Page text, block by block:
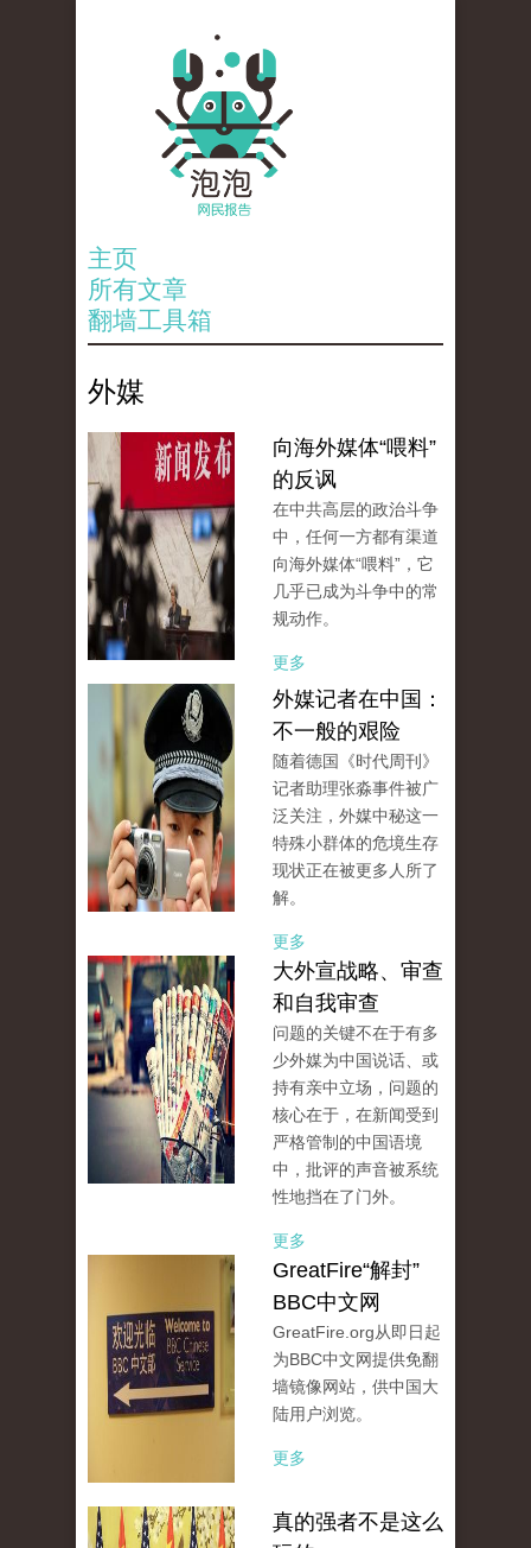
主页
所有文章
翻墙工具箱
外媒
向海外媒体“喂料”
的反讽
在中共高层的政治斗争
中，任何一方都有渠道
向海外媒体“喂料”，它
几乎已成为斗争中的常
规动作。
更多
外媒记者在中国：
不一般的艰险
随着德国《时代周刊》
记者助理张淼事件被广
泛关注，外媒中秘这一
特殊小群体的危境生存
现状正在被更多人所了
解。
更多
大外宣战略、审查
和自我审查
问题的关键不在于有多
少外媒为中国说话、或
持有亲中立场，问题的
核心在于，在新闻受到
严格管制的中国语境
中，批评的声音被系统
性地挡在了门外。
更多
GreatFire“解封”
BBC中文网
GreatFire.org从即日起
为BBC中文网提供免翻
墙镜像网站，供中国大
陆用户浏览。
更多
真的强者不是这么